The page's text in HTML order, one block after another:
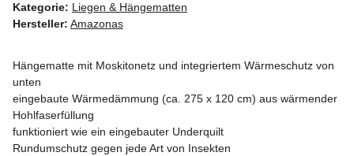
Kategorie: Liegen & Hängematten
Hersteller: Amazonas
Hängematte mit Moskitonetz und integriertem Wärmeschutz von
unten
eingebaute Wärmedämmung (ca. 275 x 120 cm) aus wärmender
Hohlfaserfüllung
funktioniert wie ein eingebauter Underquilt
Rundumschutz gegen jede Art von Insekten